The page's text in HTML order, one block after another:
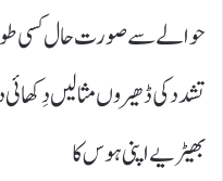
حوالے سے صورت حال کسی
تشدد کی ڈھیروں مثالیں
بھیڑیے اپنی ہوس کا